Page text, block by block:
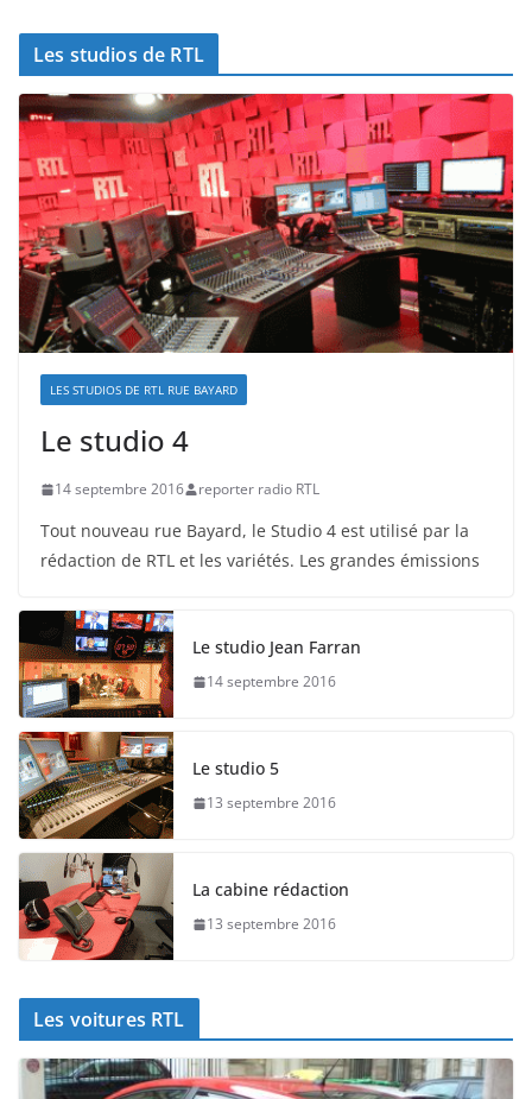
Les studios de RTL
LES STUDIOS DE RTL RUE BAYARD
Le studio 4
14 septembre 2016 reporter radio RTL
Tout nouveau rue Bayard, le Studio 4 est utilisé par la
rédaction de RTL et les variétés. Les grandes émissions
Le studio Jean Farran
14 septembre 2016
Le studio 5
13 septembre 2016
La cabine rédaction
13 septembre 2016
Les voitures RTL